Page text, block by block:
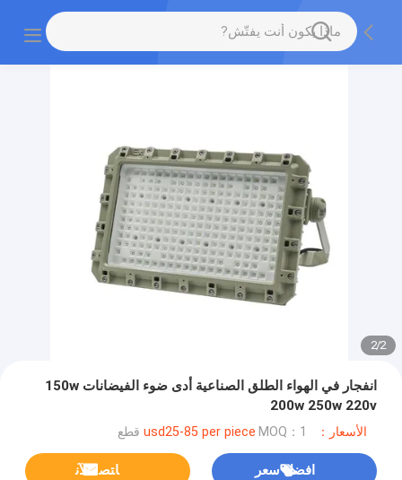
2
/
2
انفجار في الهواء الطلق الصناعية أدى ضوء الفيضانات 150w
200w 250w 220v
الأسعار：usd25-85 per piece MOQ：1 قطع
افضل سعر ﺎﺘﺼﻟ ﺍﻶﻧ